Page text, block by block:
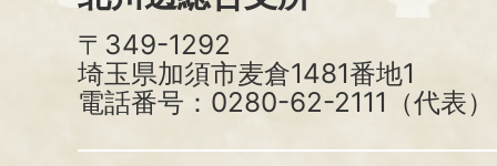
〒349-1292
埼玉県加須市麦倉1481番地1
電話番号：0280-62-2111（代表）